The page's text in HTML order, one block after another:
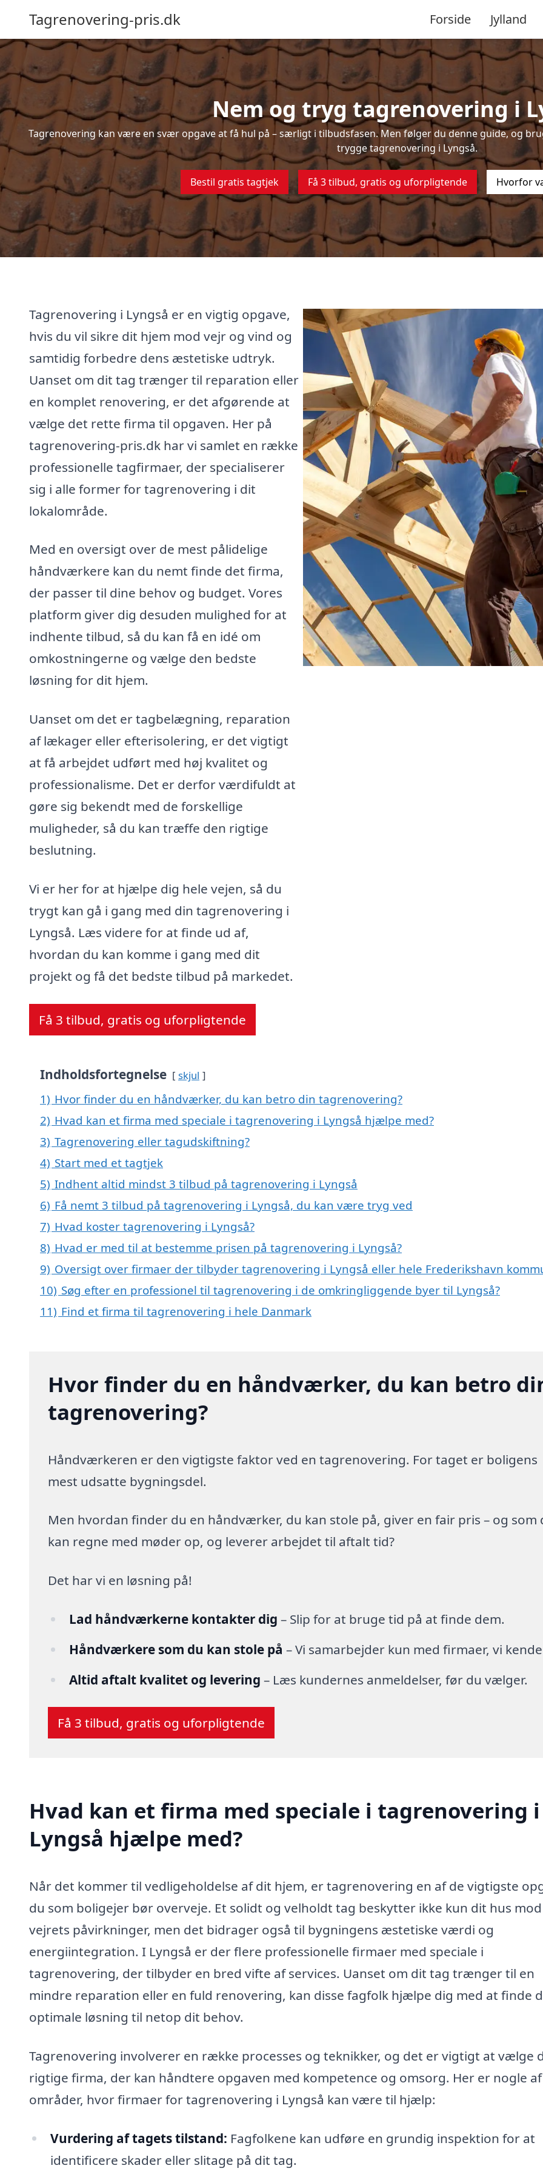
Tagrenovering-pris.dk Forside Jylland
Nem og tryg tagrenovering i
Tagrenovering kan være en svær opgave at få hul på – særligt i tilbudsfasen. Men følger du denne guide, og
trygge tagrenovering i Lyngså.
Bestil gratis tagtjek Få 3 tilbud, gratis og uforpligtende Hvorfor
Tagrenovering i Lyngså er en vigtig opgave,
hvis du vil sikre dit hjem mod vejr og vind og
samtidig forbedre dens æstetiske udtryk.
Uanset om dit tag trænger til reparation eller
en komplet renovering, er det afgørende at
vælge det rette firma til opgaven. Her på
tagrenovering-pris.dk har vi samlet en række
professionelle tagfirmaer, der specialiserer
sig i alle former for tagrenovering i dit
lokalområde.
Med en oversigt over de mest pålidelige
håndværkere kan du nemt finde det firma,
der passer til dine behov og budget. Vores
platform giver dig desuden mulighed for at
indhente tilbud, så du kan få en idé om
omkostningerne og vælge den bedste
løsning for dit hjem.
Uanset om det er tagbelægning, reparation
af lækager eller efterisolering, er det vigtigt
at få arbejdet udført med høj kvalitet og
professionalisme. Det er derfor værdifuldt at
gøre sig bekendt med de forskellige
muligheder, så du kan træffe den rigtige
beslutning.
Vi er her for at hjælpe dig hele vejen, så du
trygt kan gå i gang med din tagrenovering i
Lyngså. Læs videre for at finde ud af,
hvordan du kan komme i gang med dit
projekt og få det bedste tilbud på markedet.
Få 3 tilbud, gratis og uforpligtende
Indholdsfortegnelse skjul
1) Hvor finder du en håndværker, du kan betro din tagrenovering?
2) Hvad kan et firma med speciale i tagrenovering i Lyngså hjælpe med?
3) Tagrenovering eller tagudskiftning?
4) Start med et tagtjek
5) Indhent altid mindst 3 tilbud på tagrenovering i Lyngså
6) Få nemt 3 tilbud på tagrenovering i Lyngså, du kan være tryg ved
7) Hvad koster tagrenovering i Lyngså?
8) Hvad er med til at bestemme prisen på tagrenovering i Lyngså?
9) Oversigt over firmaer der tilbyder tagrenovering i Lyngså eller hele Frederikshavn
10) Søg efter en professionel til tagrenovering i de omkringliggende byer til Lyngså?
11) Find et firma til tagrenovering i hele Danmark
Hvor finder du en håndværker, du kan betro
tagrenovering?
Håndværkeren er den vigtigste faktor ved en tagrenovering. For taget er boligens
mest udsatte bygningsdel.
Men hvordan finder du en håndværker, du kan stole på, giver en fair pris – og som
kan regne med møder op, og leverer arbejdet til aftalt tid?
Det har vi en løsning på!
Lad håndværkerne kontakter dig – Slip for at bruge tid på at finde dem.
Håndværkere som du kan stole på – Vi samarbejder kun med firmaer, vi
Altid aftalt kvalitet og levering – Læs kundernes anmeldelser, før du vælger.
Få 3 tilbud, gratis og uforpligtende
Hvad kan et firma med speciale i tagrenovering i
Lyngså hjælpe med?
Når det kommer til vedligeholdelse af dit hjem, er tagrenovering en af de vigtigste
du som boligejer bør overveje. Et solidt og velholdt tag beskytter ikke kun dit hus mod
vejrets påvirkninger, men det bidrager også til bygningens æstetiske værdi og
energiintegration. I Lyngså er der flere professionelle firmaer med speciale i
tagrenovering, der tilbyder en bred vifte af services. Uanset om dit tag trænger til en
mindre reparation eller en fuld renovering, kan disse fagfolk hjælpe dig med at finde
optimale løsning til netop dit behov.
Tagrenovering involverer en række processes og teknikker, og det er vigtigt at vælge
rigtige firma, der kan håndtere opgaven med kompetence og omsorg. Her er nogle
områder, hvor firmaer for tagrenovering i Lyngså kan være til hjælp:
Vurdering af tagets tilstand: Fagfolkene kan udføre en grundig inspektion for at
identificere skader eller slitage på dit tag.